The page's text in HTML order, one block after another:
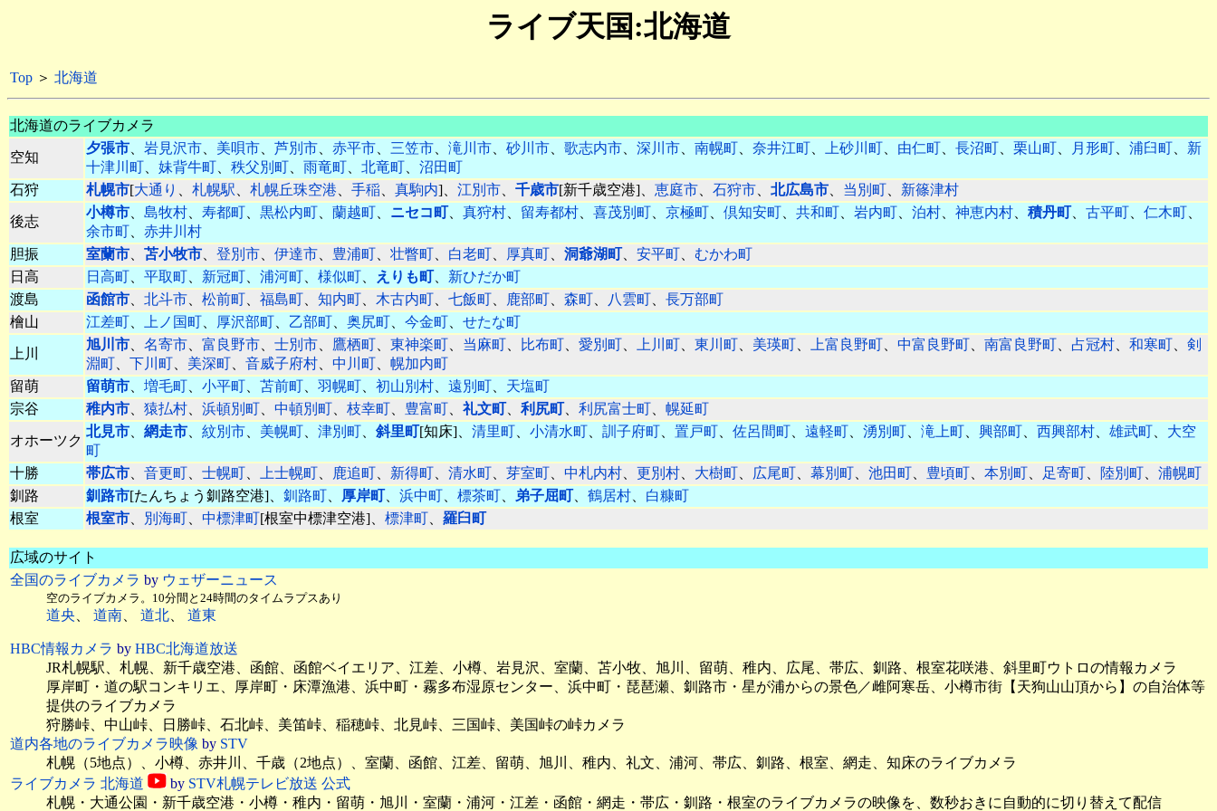
ライブ天国:北海道
Top ＞ 北海道
北海道のライブカメラ
空知
夕張市、 岩見沢市、 美唄市、 芦別市、 赤平市、 三笠市、 滝川市、 砂川市、 歌志内市、 深川市、 南幌町、 奈井江町、 上砂川町、 由仁町、 長沼町、 栗山町、 月形町、 浦臼町、 新
十津川町、 妹背牛町、 秩父別町、 雨竜町、 北竜町、 沼田町
石狩
札幌市[大通り 、 札幌駅、 札幌丘珠空港、 手稲、 真駒内]、 江別市、 千歳市[新千歳空港]、 恵庭市、 石狩市、 北広島市、 当別町、 新篠津村
後志
小樽市、 島牧村、 寿都町、 黒松内町、 蘭越町、 ニセコ町、 真狩村、 留寿都村、 喜茂別町、 京極町、 倶知安町、 共和町、 岩内町、 泊村、 神恵内村、 積丹町、 古平町、 仁木町、
余市町、 赤井川村
胆振
室蘭市、 苫小牧市、 登別市、 伊達市、 豊浦町、 壮瞥町、 白老町、 厚真町、 洞爺湖町、 安平町、 むかわ町
日高
日高町、 平取町、 新冠町、 浦河町、 様似町、 えりも町、 新ひだか町
渡島
函館市、 北斗市、 松前町、 福島町、 知内町、 木古内町、 七飯町、 鹿部町、 森町、 八雲町、 長万部町
檜山
江差町、 上ノ国町、 厚沢部町、 乙部町、 奥尻町、 今金町、 せたな町
上川
旭川市、 名寄市、 富良野市、 士別市、 鷹栖町、 東神楽町、 当麻町、 比布町、 愛別町、 上川町、 東川町、 美瑛町、 上富良野町、 中富良野町、 南富良野町、 占冠村、 和寒町、 剣
淵町、 下川町、 美深町、 音威子府村、 中川町、 幌加内町
留萌
留萌市、 増毛町、 小平町、 苫前町、 羽幌町、 初山別村、 遠別町、 天塩町
宗谷
稚内市、 猿払村、 浜頓別町、 中頓別町、 枝幸町、 豊富町、 礼文町、 利尻町、 利尻富士町、 幌延町
オホーツク
北見市、 網走市、 紋別市、 美幌町、 津別町、 斜里町[知床]、 清里町、 小清水町、 訓子府町、 置戸町、 佐呂間町、 遠軽町、 湧別町、 滝上町、 興部町、 西興部村、 雄武町、 大空
町
十勝
帯広市、 音更町、 士幌町、 上士幌町、 鹿追町、 新得町、 清水町、 芽室町、 中札内村、 更別村、 大樹町、 広尾町、 幕別町、 池田町、 豊頃町、 本別町、 足寄町、 陸別町、 浦幌町
釧路
釧路市[たんちょう釧路空港]、 釧路町、 厚岸町、 浜中町、 標茶町、 弟子屈町、 鶴居村、 白糠町
根室
根室市、 別海町、 中標津町[根室中標津空港]、 標津町、 羅臼町
広域のサイト
全国のライブカメラ by ウェザーニュース
空のライブカメラ。10分間と24時間のタイムラプスあり
道央、 道南、 道北、 道東
HBC情報カメラ by HBC北海道放送
JR札幌駅、札幌、新千歳空港、函館、函館ベイエリア、江差、小樽、岩見沢、室蘭、苫小牧、旭川、留萌、稚内、広尾、帯広、釧路、根室花咲港、斜里町ウトロの情報カメラ
厚岸町・道の駅コンキリエ、厚岸町・床潭漁港、浜中町・霧多布湿原センター、浜中町・琵琶瀬、釧路市・星が浦からの景色／雌阿寒岳、小樽市街【天狗山山頂から】の自治体等
提供のライブカメラ
狩勝峠、中山峠、日勝峠、石北峠、美笛峠、稲穂峠、北見峠、三国峠、美国峠の峠カメラ
道内各地のライブカメラ映像 by STV
札幌（5地点）、小樽、赤井川、千歳（2地点）、室蘭、函館、江差、留萌、旭川、稚内、礼文、浦河、帯広、釧路、根室、網走、知床のライブカメラ
ライブカメラ 北海道
by STV札幌テレビ放送 公式
札幌・大通公園・新千歳空港・小樽・稚内・留萌・旭川・室蘭・浦河・江差・函館・網走・帯広・釧路・根室のライブカメラの映像を、数秒おきに自動的に切り替えて配信